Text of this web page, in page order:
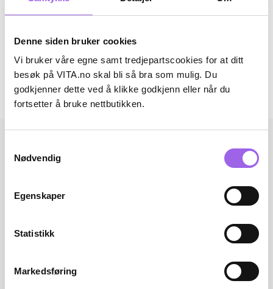
Denne siden bruker cookies
Vi bruker våre egne samt tredjepartscookies for at ditt
besøk på VITA.no skal bli så bra som mulig. Du
godkjenner dette ved å klikke godkjenn eller når du
fortsetter å bruke nettbutikken.
Nødvendig
Egenskaper
Statistikk
Markedsføring
Ingredienser
Artikkelnummer: 375414
Omtaler
Andre har også kjøpt..